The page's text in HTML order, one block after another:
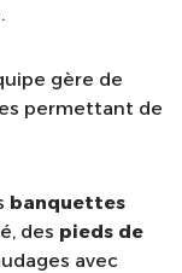
gère de
permettant de
banquettes
des pieds de
avec